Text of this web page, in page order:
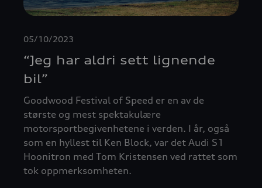
05/10/2023
“Jeg har aldri sett lignende
bil”
Goodwood Festival of Speed ​​er en av de
største og mest spektakulære
motorsportbegivenhetene i verden. I år, også
som en hyllest til Ken Block, var det Audi S1 ​​
Hoonitron med Tom Kristensen ved rattet som
tok oppmerksomheten.